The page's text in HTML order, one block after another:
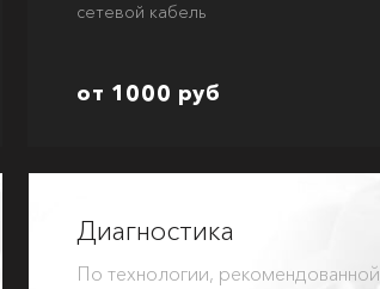
сетевой кабель
от 1000 руб
Диагностика
По технологии, рекомендованной